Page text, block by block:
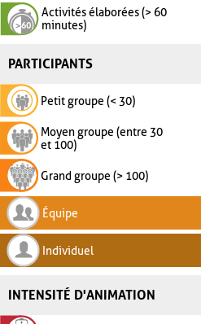
Activités élaborées (> 60
minutes)
PARTICIPANTS
Petit groupe (< 30)
Moyen groupe (entre 30
et 100)
Grand groupe (> 100)
Équipe
Individuel
INTENSITÉ D'ANIMATION